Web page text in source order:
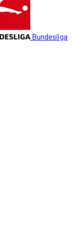
Bundesliga